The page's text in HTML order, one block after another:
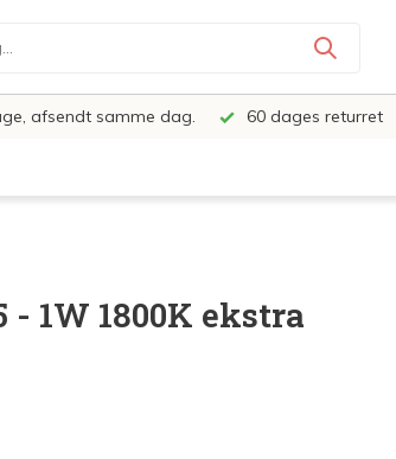
afsendt samme dag. 60 dages returret
1W 1800K ekstra